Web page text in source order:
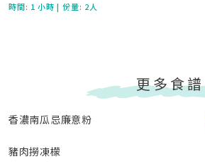
時間: 1 小時| 份量: 2人
更多食譜
香濃南瓜忌廉意粉
豬肉撈凍檬